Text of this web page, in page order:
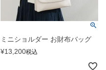
ミニショルダー お財布バッグ
¥13,200税込